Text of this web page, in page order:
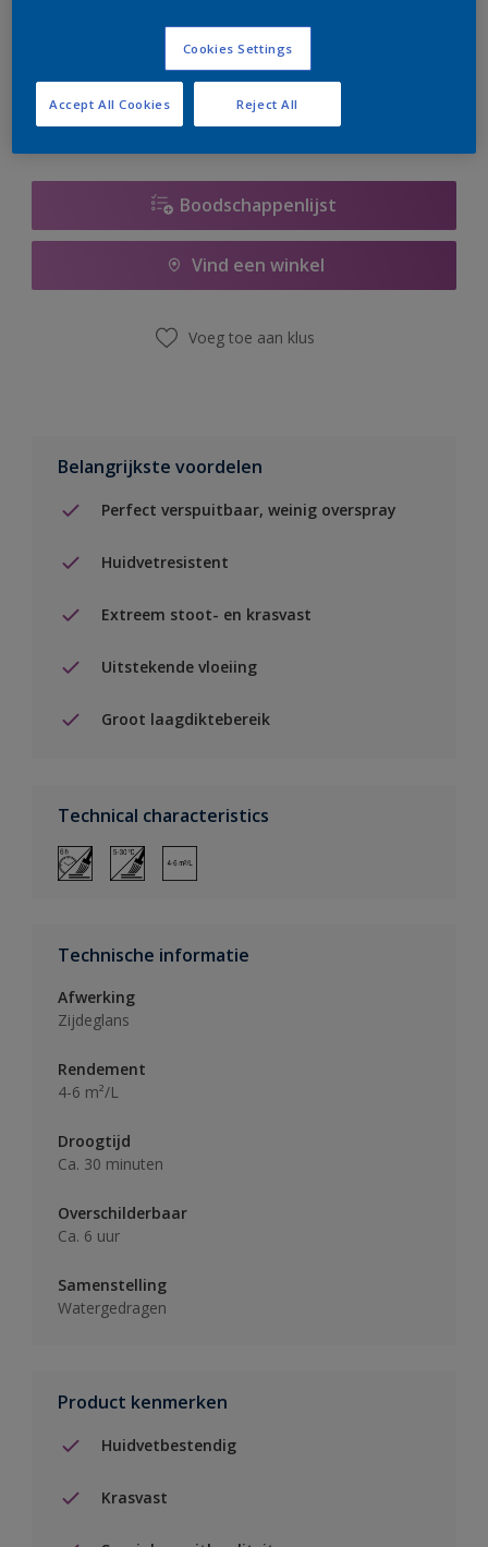
te bestellen. Houd de website in de gaten, we werken
er hard aan om de voorraad aan te vullen.
Boodschappenlijst
Vind een winkel
Voeg toe aan klus
Belangrijkste voordelen
Perfect verspuitbaar, weinig overspray
Huidvetresistent
Extreem stoot- en krasvast
Uitstekende vloeiing
Groot laagdiktebereik
Technical characteristics
Technische informatie
Afwerking
Zijdeglans
Rendement
4-6 m²/L
Droogtijd
Ca. 30 minuten
Overschilderbaar
Ca. 6 uur
Samenstelling
Watergedragen
Product kenmerken
Huidvetbestendig
Krasvast
Cookies Settings
Reject All
Accept All Cookies